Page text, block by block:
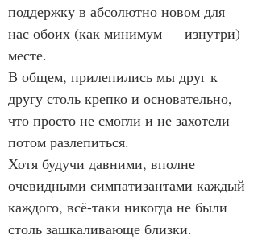
поддержку в абсолютно новом для
нас обоих (как минимум — изнутри)
месте.
В общем, прилепились мы друг к
другу столь крепко и основательно,
что просто не смогли и не захотели
потом разлепиться.
Хотя будучи давними, вполне
очевидными симпатизантами каждый
каждого, всё-таки никогда не были
столь зашкаливающе близки.